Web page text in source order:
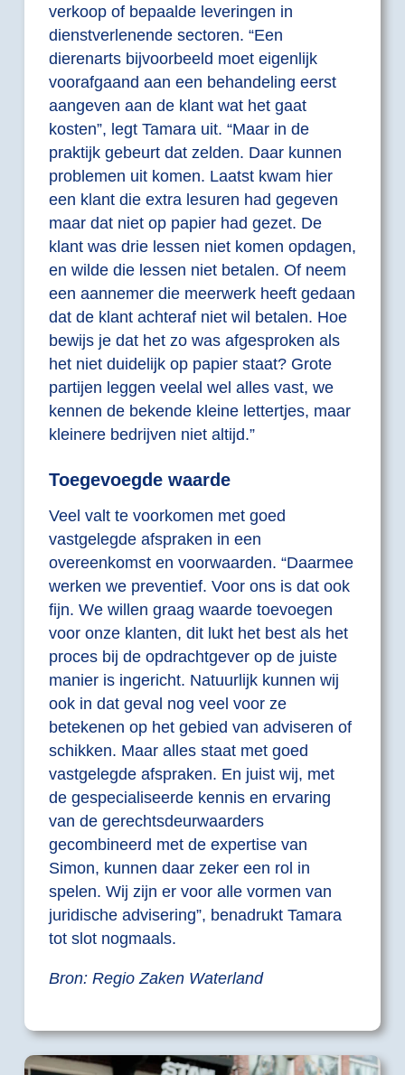
verkoop of bepaalde leveringen in
dienstverlenende sectoren. “Een
dierenarts bijvoorbeeld moet eigenlijk
voorafgaand aan een behandeling eerst
aangeven aan de klant wat het gaat
kosten”, legt Tamara uit. “Maar in de
praktijk gebeurt dat zelden. Daar kunnen
problemen uit komen. Laatst kwam hier
een klant die extra lesuren had gegeven
maar dat niet op papier had gezet. De
klant was drie lessen niet komen opdagen,
en wilde die lessen niet betalen. Of neem
een aannemer die meerwerk heeft gedaan
dat de klant achteraf niet wil betalen. Hoe
bewijs je dat het zo was afgesproken als
het niet duidelijk op papier staat? Grote
partijen leggen veelal wel alles vast, we
kennen de bekende kleine lettertjes, maar
kleinere bedrijven niet altijd.”
Toegevoegde waarde
Veel valt te voorkomen met goed
vastgelegde afspraken in een
overeenkomst en voorwaarden. “Daarmee
werken we preventief. Voor ons is dat ook
fijn. We willen graag waarde toevoegen
voor onze klanten, dit lukt het best als het
proces bij de opdrachtgever op de juiste
manier is ingericht. Natuurlijk kunnen wij
ook in dat geval nog veel voor ze
betekenen op het gebied van adviseren of
schikken. Maar alles staat met goed
vastgelegde afspraken. En juist wij, met
de gespecialiseerde kennis en ervaring
van de gerechtsdeurwaarders
gecombineerd met de expertise van
Simon, kunnen daar zeker een rol in
spelen. Wij zijn er voor alle vormen van
juridische advisering”, benadrukt Tamara
tot slot nogmaals.
Bron: Regio Zaken Waterland